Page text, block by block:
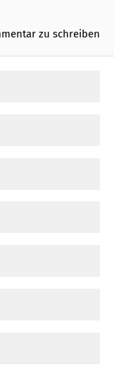
zu schreiben